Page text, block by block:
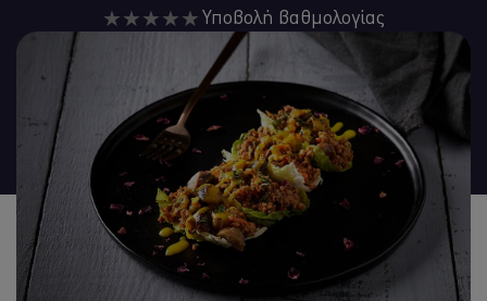
Δεν
υποβλήθηκαν
αξιολογήσεις
για
αυτό
το
recipe
Υποβολή βαθμολογίας